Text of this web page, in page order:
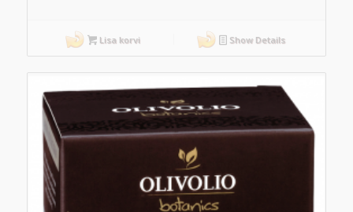
Lisa korvi Show Details